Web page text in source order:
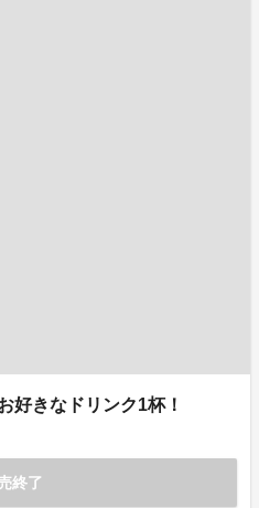
好きなドリンク1杯！
終了